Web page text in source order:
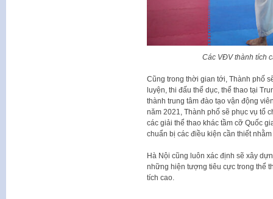
Các VĐV thành tích
Cũng trong thời gian tới, Thành phố
luyện, thi đấu thể dục, thể thao tại
thành trung tâm đào tạo vận động
năm 2021, Thành phố sẽ phục vụ tổ
các giải thể thao khác tầm cỡ Quốc
chuẩn bị các điều kiện cần thiết
Hà Nội cũng luôn xác định sẽ xây
những hiện tượng tiêu cực trong thể
tích cao.